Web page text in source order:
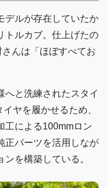
デルが存在していたか
トルカブ。仕上げたの
んは「ほぼすべてお
へと洗練されたスタイ
ヤを履かせるため、
工による100mmロン
正パーツを活用しなが
を構築している。